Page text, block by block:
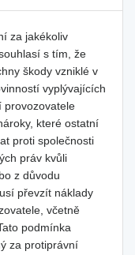
za jakékoliv
s tím, že
škody vzniklé v
vyplývajících
provozovatele
které ostatní
proti společnosti
práv kvůli
z důvodu
převzít náklady
včetně
podmínka
za protiprávní